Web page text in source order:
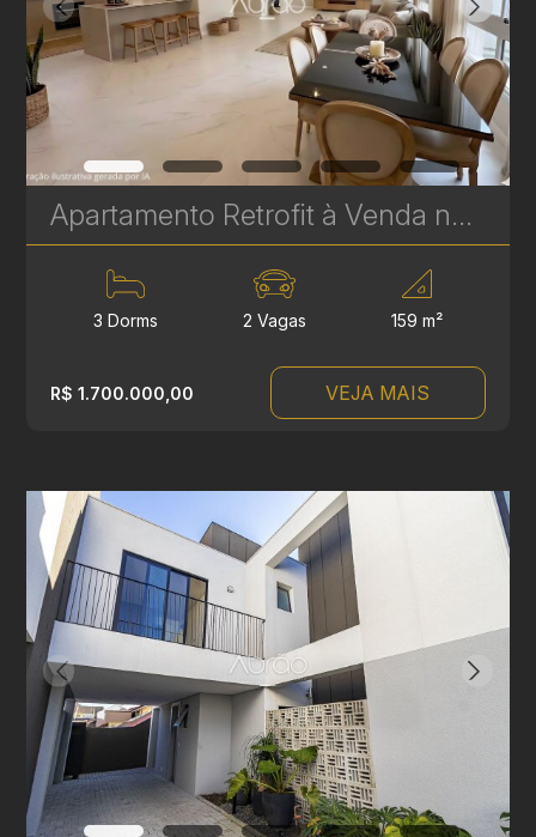
Apartamento Retrofit à Venda no Batel – Edifício Cristina | 3 Quartos, 2 Suítes, 159 m² | Ref 385
3 Dorms 2 Vagas 159 m²
R$ 1.700.000,00 VEJA MAIS